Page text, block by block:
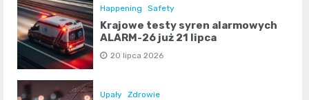
Happening Safety
Krajowe testy syren alarmowych
ALARM-26 już 21 lipca
20 lipca 2026
Upały Zdrowie